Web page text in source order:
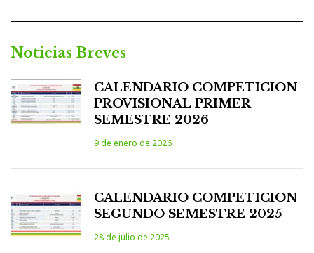
Noticias Breves
CALENDARIO COMPETICION
PROVISIONAL PRIMER
SEMESTRE 2026
9 de enero de 2026
CALENDARIO COMPETICION
SEGUNDO SEMESTRE 2025
28 de julio de 2025